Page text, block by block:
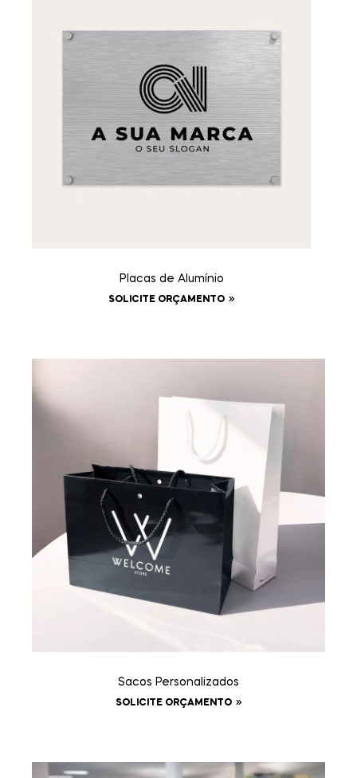
Placas de Alumínio
SOLICITE ORÇAMENTO
Sacos Personalizados
SOLICITE ORÇAMENTO